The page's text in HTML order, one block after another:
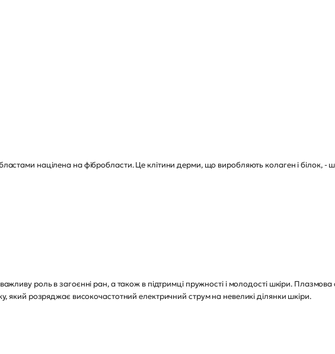
націлена на фібробласти. Це клітини дерми, що виробляють колаген і білок, -
роль в загоєнні ран, а також в підтримці пружності і молодості шкіри.
який розряджає високочастотний електричний струм на невеликі ділянки шкіри.